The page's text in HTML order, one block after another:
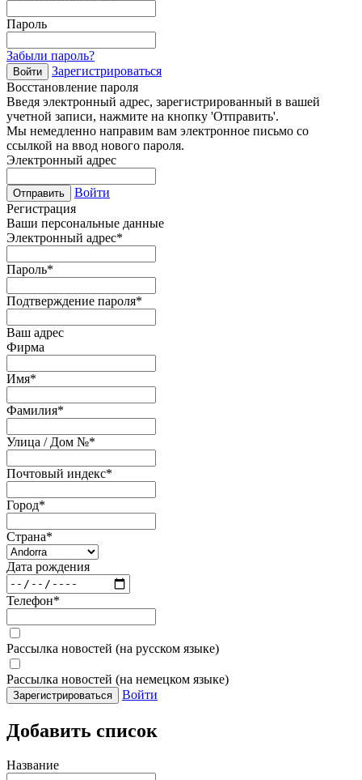
Пароль
Забыли пароль?
Войти
Зарегистрироваться
Восстановление пароля
Введя электронный адрес, зарегистрированный в вашей
учетной записи, нажмите на кнопку 'Отправить'.
Мы немедленно направим вам электронное письмо со
ссылкой на ввод нового пароля.
Электронный адрес
Отправить
Войти
Регистрация
Ваши персональные данные
Электронный адрес*
Пароль*
Подтверждение пароля*
Ваш адрес
Фирма
Имя*
Фамилия*
Улица / Дом №*
Почтовый индекс*
Город*
Страна*
Дата рождения
Телефон*
Рассылка новостей (на русском языке)
Рассылка новостей (на немецком языке)
Зарегистрироваться Войти
Добавить список
Название